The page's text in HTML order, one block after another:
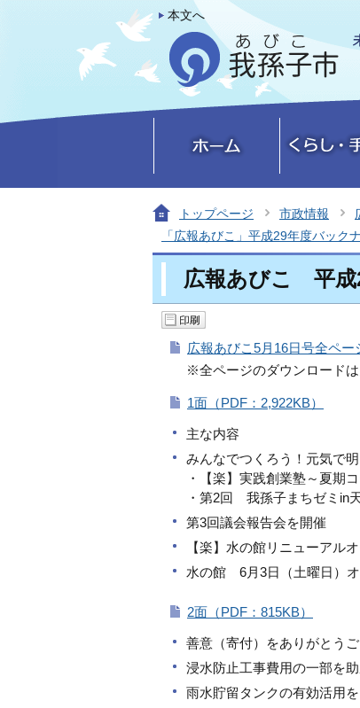
本文へ
トップページ 市政情報
「広報あびこ」平成29年度バック
広報あびこ 平成
広報あびこ5月16日号全ペー
※全ページのダウンロードは
1面（PDF：2,922KB）
主な内容
みんなでつくろう！元気で
・【楽】実践創業塾～夏期
・第2回 我孫子まちゼミin
第3回議会報告会を開催
【楽】水の館リニューアル
水の館 6月3日（土曜日）
2面（PDF：815KB）
善意（寄付）をありがとう
浸水防止工事費用の一部を
雨水貯留タンクの有効活用